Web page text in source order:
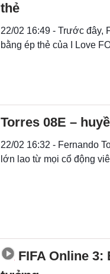
thẻ
22/02 16:49 - Trước đây,
bằng ép thẻ của I Love
Torres 08E –
22/02 16:32 - Fernando
lớn lao từ mọi cổ động
FIFA Online 3: